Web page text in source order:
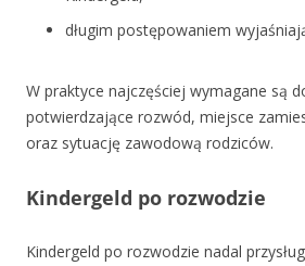
długim postępowaniem
W praktyce najczęściej wymagane są
potwierdzające rozwód, miejsce
oraz sytuację zawodową rodziców.
Kindergeld po rozwodzie
Kindergeld po rozwodzie nadal